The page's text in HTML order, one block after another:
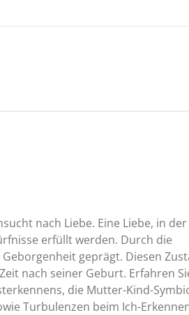
nach Liebe. Eine Liebe, in der
erfüllt werden. Durch die
geprägt. Diesen
nach seiner Geburt. Erfahren
die Mutter-Kind-
Turbulenzen beim Ich-